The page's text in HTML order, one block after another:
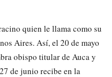
quien le llama como su
Aires. Así, el 20 de mayo
obispo titular de Auca y
de junio recibe en la